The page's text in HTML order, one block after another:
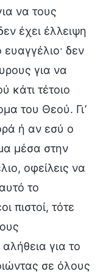
να τους
έχει έλλειψη
δεν
για να
κάτι τέτοιο
του Θεού. Γι’
ή αν εσύ ο
μέσα στην
οφείλεις να
το
πιστοί, τότε
για το
σε όλους